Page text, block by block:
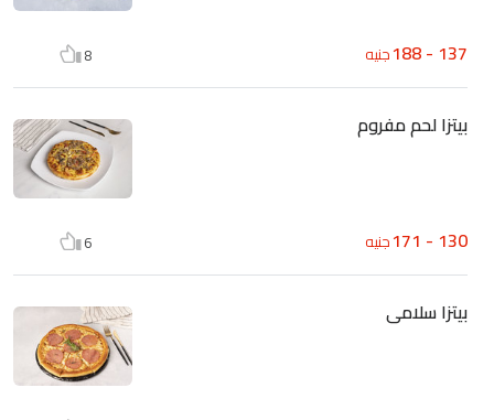
137 - 188 جنيه 8
بيتزا لحم مفروم
130 - 171 جنيه 6
بيتزا سلامى